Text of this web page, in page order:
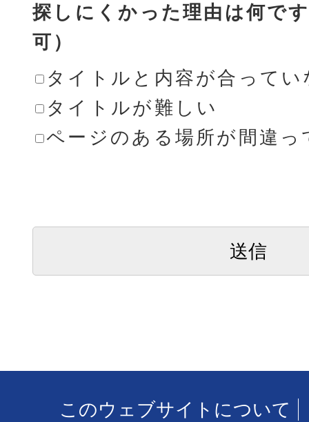
探しにくかった理由は何で
可）
タイトルと内容が合ってい
タイトルが難しい
ページのある場所が間違っ
このウェブサイトについて